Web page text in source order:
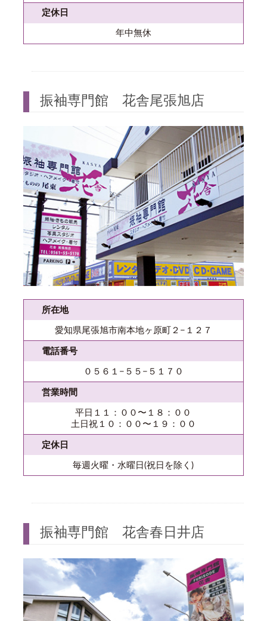
定休日
年中無休
振袖専門館 花舎尾張旭店
所在地
愛知県尾張旭市南本地ヶ原町２−１２７
電話番号
０５６１−５５−５１７０
営業時間
平日１１：００〜１８：００
土日祝１０：００〜１９：００
定休日
毎週火曜・水曜日(祝日を除く)
振袖専門館 花舎春日井店